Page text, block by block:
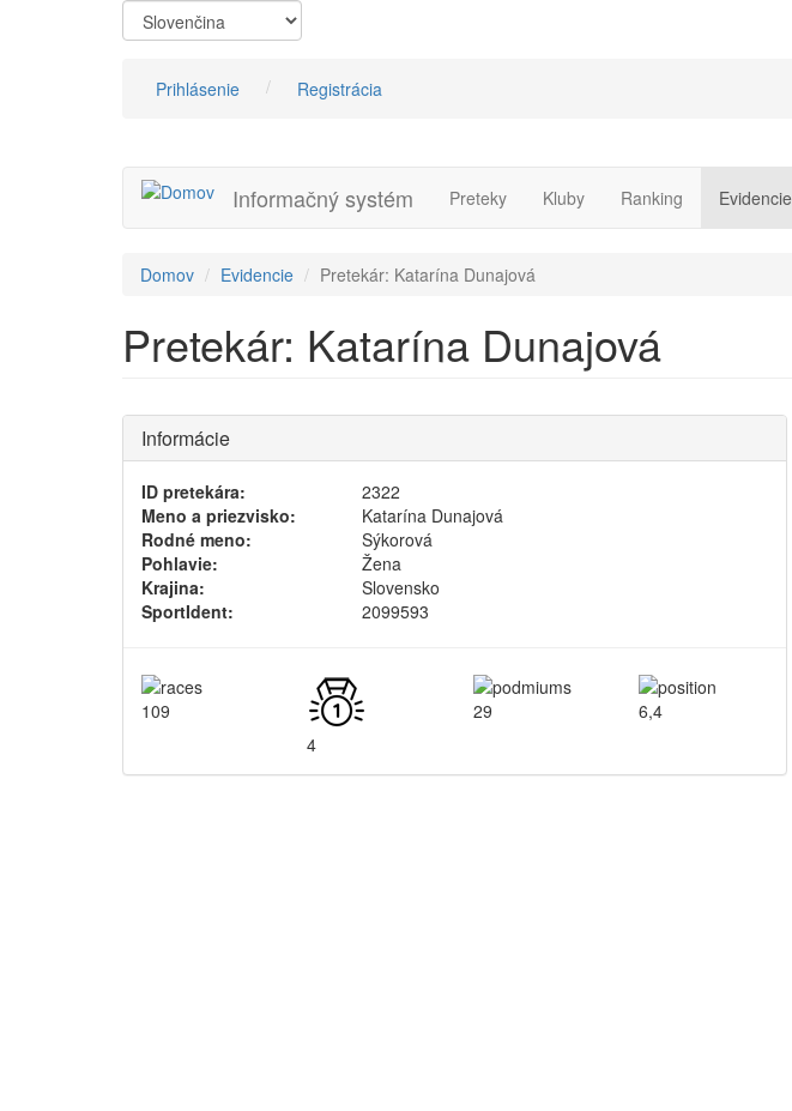
Prihlásenie Registrácia
Informačný systém Preteky Kluby Ranking Evidencie
Domov Evidencie Pretekár: Katarína Dunajová
Pretekár: Katarína Dunajová
Informácie
ID pretekára:
2322
Meno a priezvisko:
Katarína Dunajová
Rodné meno:
Sýkorová
Pohlavie:
Žena
Krajina:
Slovensko
SportIdent:
2099593
109
4
29 6,4